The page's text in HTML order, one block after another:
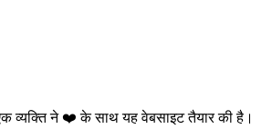
व्यक्ति ने ❤️ के साथ यह वेबसाइट तैयार की है।